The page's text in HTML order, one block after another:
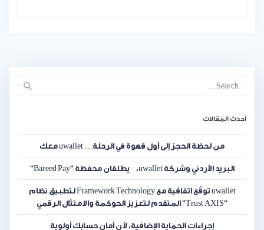
أحدث المقالات
من لحظة الحجز إلى أول قهوة في الرحلة… uwallet معك
البريد الأردني وشركة uwallet، يطلقان محفظة “Bareed Pay”
uwallet توقّع اتفاقية مع Framework Technology لتطبيق نظام
“Trust AXIS” المتقدم لتعزيز الحوكمة والامتثال الرقمي
إجراءات الحماية الإضافية، لأن أمان حسابك أولوية